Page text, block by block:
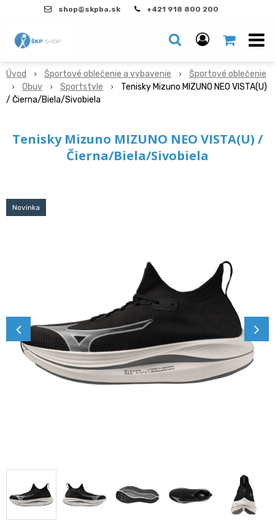
shop@skpba.sk +421 918 800 200
Úvod Športové oblečenie a vybavenie
Športové oblečenie
Obuv
Sportstyle
Tenisky Mizuno MIZUNO NEO VISTA(U)
/ Čierna/Biela/Sivobiela
Tenisky Mizuno MIZUNO NEO VISTA(U) /
Čierna/Biela/Sivobiela
Novinka